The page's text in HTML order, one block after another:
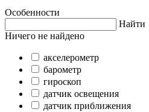
Особенности
Найти
Ничего не найдено
акселерометр
барометр
гироскоп
датчик освещения
датчик приближения